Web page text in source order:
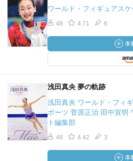
ワールド・フィギュアスケ
48 4.71 6
浅田真央 夢の軌跡
浅田真央 ワールド・フィ
ポーツ 菅原正治 田中宣明
ト編集部
48 4.42 3